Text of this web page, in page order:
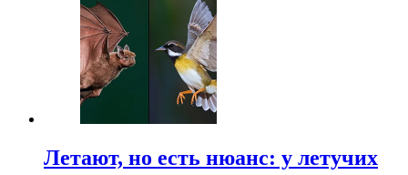
Летают, но есть нюанс: у летучих